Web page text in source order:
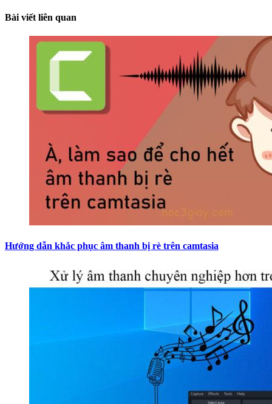
Bài viết liên quan
Hướng dẫn khắc phục âm thanh bị rè trên camtasia